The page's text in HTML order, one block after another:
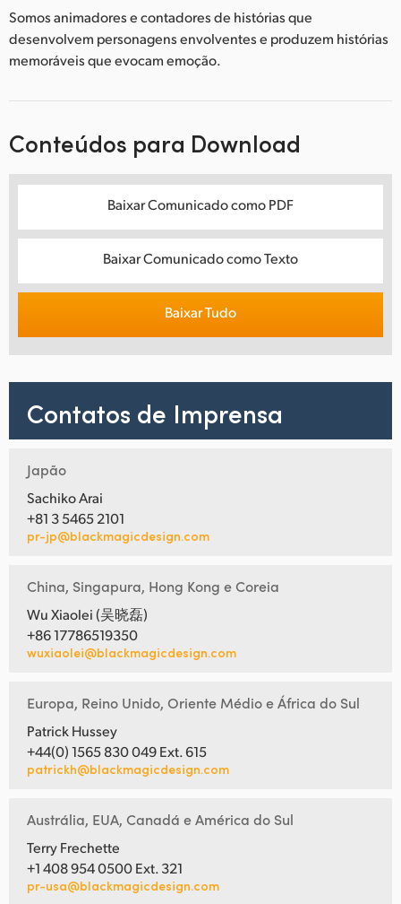
Somos animadores e contadores de histórias que
desenvolvem personagens envolventes e produzem histórias
memoráveis que evocam emoção.
Conteúdos para Download
Baixar Comunicado como PDF
Baixar Comunicado como Texto
Baixar Tudo
Contatos de Imprensa
Japão
Sachiko Arai
+81 3 5465 2101
pr-jp@blackmagicdesign.com
China, Singapura, Hong Kong e Coreia
Wu Xiaolei (吴晓磊)
+86 17786519350
wuxiaolei@blackmagicdesign.com
Europa, Reino Unido, Oriente Médio e África do Sul
Patrick Hussey
+44(0) 1565 830 049 Ext. 615
patrickh@blackmagicdesign.com
Austrália, EUA, Canadá e América do Sul
Terry Frechette
+1 408 954 0500 Ext. 321
pr-usa@blackmagicdesign.com